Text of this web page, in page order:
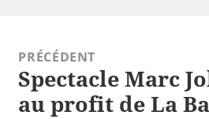
PRÉCÉDENT
Article
précédent :
Spectacle Marc
au profit de La